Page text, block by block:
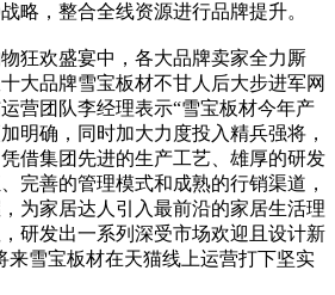
略，整合全线资源进行品牌提升。
狂欢盛宴中，各大品牌卖家全力厮
大品牌雪宝板材不甘人后大步进军网
营团队李经理表示“雪宝板材今年产
明确，同时加大力度投入精兵强将，
借集团先进的生产工艺、雄厚的研发
完善的管理模式和成熟的行销渠道，
为家居达人引入最前沿的家居生活理
研发出一系列深受市场欢迎且设计新
来雪宝板材在天猫线上运营打下坚实